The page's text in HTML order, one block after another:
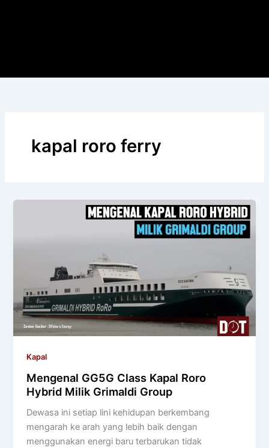
kapal roro ferry
Kapal
Mengenal GG5G Class Kapal Roro
Hybrid Milik Grimaldi Group
Dewasa ini setiap lini kehidupan berkembang
mengarah ke arah yang lebih baik dengan
menggunakan energi baru terbarukan tidak